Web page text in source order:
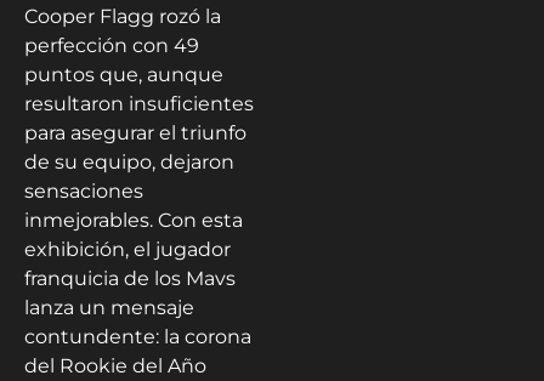
Cooper Flagg rozó la
perfección con 49
puntos que, aunque
resultaron insuficientes
para asegurar el triunfo
de su equipo, dejaron
sensaciones
inmejorables. Con esta
exhibición, el jugador
franquicia de los Mavs
lanza un mensaje
contundente: la corona
del Rookie del Año